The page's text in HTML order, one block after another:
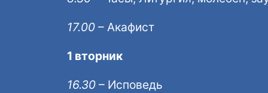
17.00 – Акафист
1 вторник
16.30 – Исповедь